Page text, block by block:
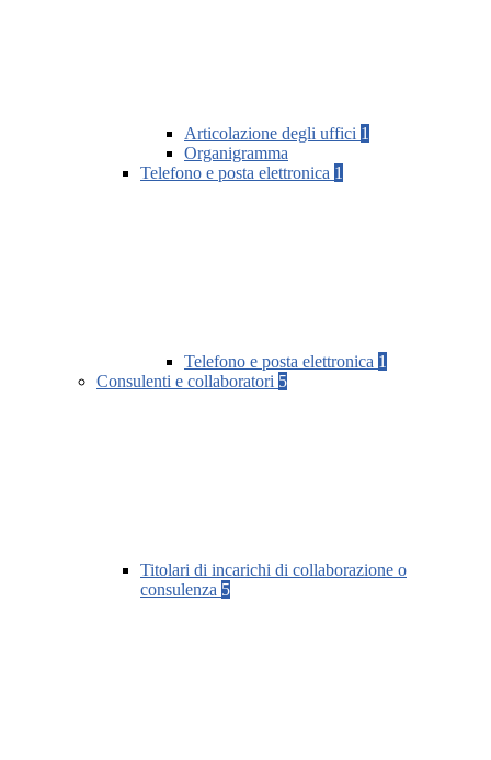
Articolazione degli uffici 1
Organigramma
Telefono e posta elettronica 1
Telefono e posta elettronica 1
Consulenti e collaboratori 5
Titolari di incarichi di collaborazione o
consulenza 5